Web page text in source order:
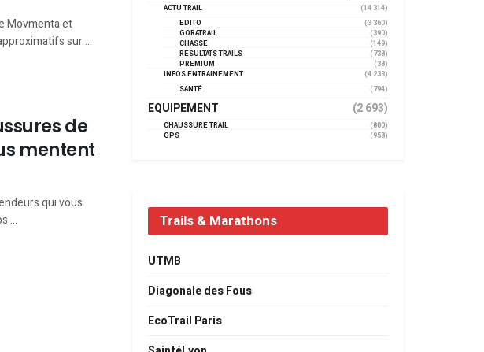
Movmenta et
sur ...
de
mentent
qui vous
...
ACTU TRAIL
(14 314)
EDITO
(3 360)
GORATRAIL
(390)
CHASSE
(149)
RÉSULTATS TRAILS
(738)
PREMIUM
(38)
INFOS ENTRAINEMENT
(4 233)
SANTÉ
(794)
EQUIPEMENT (2 693)
CHAUSSURE TRAIL
(800)
GPS
(958)
Trails & Marathons
UTMB
Diagonale des Fous
EcoTrail Paris